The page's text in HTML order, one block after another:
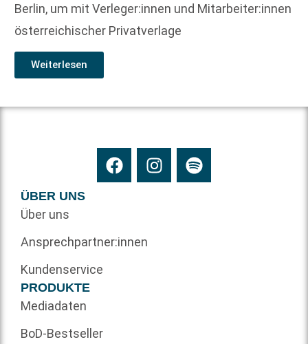
Berlin, um mit Verleger:innen und Mitarbeiter:innen
österreichischer Privatverlage
Weiterlesen
ÜBER UNS
Über uns
Ansprechpartner:innen
Kundenservice
PRODUKTE
Mediadaten
BoD-Bestseller